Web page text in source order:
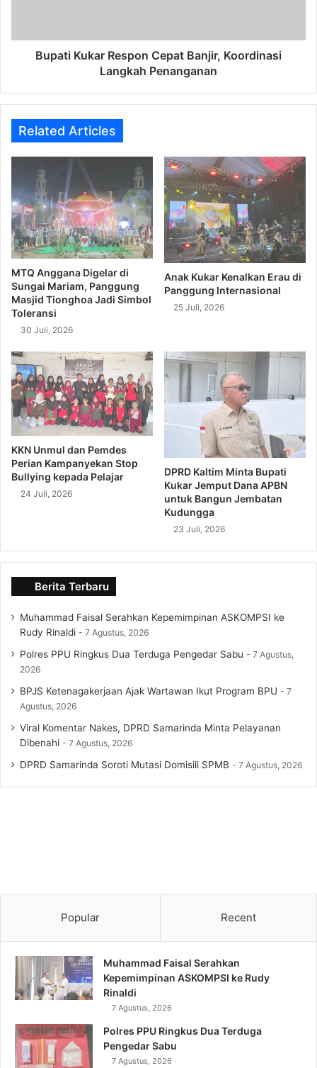
Bupati Kukar Respon Cepat Banjir, Koordinasi
Langkah Penanganan
Related Articles
MTQ Anggana Digelar di
Sungai Mariam, Panggung
Masjid Tionghoa Jadi Simbol
Toleransi
30 Juli, 2026
Anak Kukar Kenalkan Erau di
Panggung Internasional
25 Juli, 2026
KKN Unmul dan Pemdes
Perian Kampanyekan Stop
Bullying kepada Pelajar
24 Juli, 2026
DPRD Kaltim Minta Bupati
Kukar Jemput Dana APBN
untuk Bangun Jembatan
Kudungga
23 Juli, 2026
Berita Terbaru
Muhammad Faisal Serahkan Kepemimpinan ASKOMPSI ke
Rudy Rinaldi
7 Agustus, 2026
Polres PPU Ringkus Dua Terduga Pengedar Sabu
7 Agustus,
2026
BPJS Ketenagakerjaan Ajak Wartawan Ikut Program BPU
7
Agustus, 2026
Viral Komentar Nakes, DPRD Samarinda Minta Pelayanan
Dibenahi
7 Agustus, 2026
DPRD Samarinda Soroti Mutasi Domisili SPMB 7 Agustus, 2026
Popular Recent
Muhammad Faisal Serahkan
Kepemimpinan ASKOMPSI ke Rudy
Rinaldi
7 Agustus, 2026
Polres PPU Ringkus Dua Terduga
Pengedar Sabu
7 Agustus, 2026